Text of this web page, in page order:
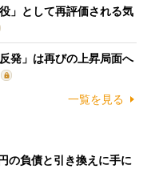
」として再評価される気
発」は再びの上昇局面へ
一覧を見る
の負債と引き換えに手に